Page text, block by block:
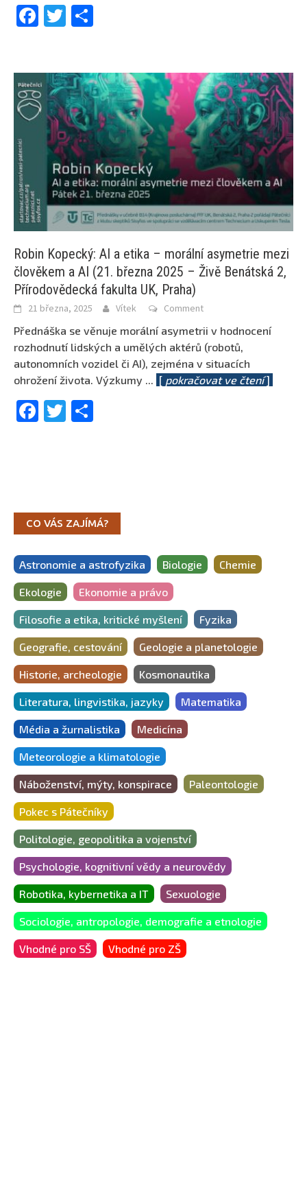
Facebook
Twitter
Robin Kopecký: AI a etika – morální asymetrie mezi
člověkem a AI (21. března 2025 – Živě Benátská 2,
Přírodovědecká fakulta UK, Praha)
21 března, 2025 Vítek Comment
Přednáška se věnuje morální asymetrii v hodnocení
rozhodnutí lidských a umělých aktérů (robotů,
autonomních vozidel či AI), zejména v situacích
ohrožení života. Výzkumy ... [ pokračovat ve čtení]
Facebook
Twitter
CO VÁS ZAJÍMÁ?
Astronomie a astrofyzika Biologie Chemie
Ekologie Ekonomie a právo
Filosofie a etika, kritické myšlení Fyzika
Geografie, cestování Geologie a planetologie
Historie, archeologie Kosmonautika
Literatura, lingvistika, jazyky Matematika
Média a žurnalistika Medicína
Meteorologie a klimatologie
Náboženství, mýty, konspirace Paleontologie
Pokec s Pátečníky
Politologie, geopolitika a vojenství
Psychologie, kognitivní vědy a neurovědy
Robotika, kybernetika a IT Sexuologie
Sociologie, antropologie, demografie a etnologie
Vhodné pro SŠ Vhodné pro ZŠ